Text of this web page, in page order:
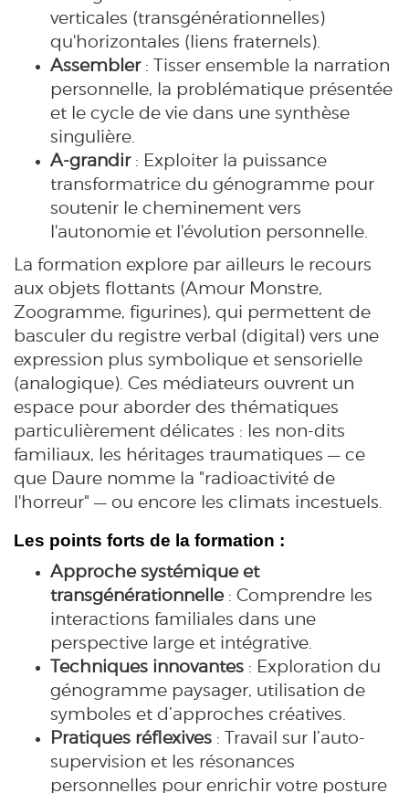
verticales (transgénérationnelles)
qu'horizontales (liens fraternels).
Assembler: Tisser ensemble la narration
personnelle, la problématique présentée
et le cycle de vie dans une synthèse
singulière.
A-grandir: Exploiter la puissance
transformatrice du génogramme pour
soutenir le cheminement vers
l'autonomie et l'évolution personnelle.
La formation explore par ailleurs le recours
aux objets flottants (Amour Monstre,
Zoogramme, figurines), qui permettent de
basculer du registre verbal (digital) vers une
expression plus symbolique et sensorielle
(analogique). Ces médiateurs ouvrent un
espace pour aborder des thématiques
particulièrement délicates : les non-dits
familiaux, les héritages traumatiques — ce
que Daure nomme la "radioactivité de
l'horreur" — ou encore les climats incestuels.
Les points forts de la formation :
Approche systémique et
transgénérationnelle: Comprendre les
interactions familiales dans une
perspective large et intégrative.
Techniques innovantes : Exploration du
génogramme paysager, utilisation de
symboles et d’approches créatives.
Pratiques réflexives : Travail sur l’auto-
supervision et les résonances
personnelles pour enrichir votre posture